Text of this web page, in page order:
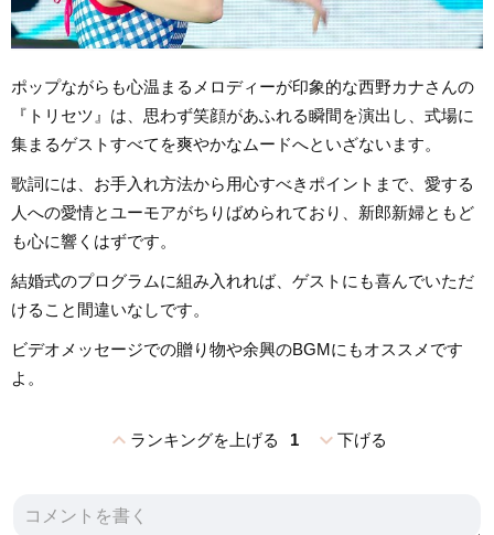
ポップながらも心温まるメロディーが印象的な西野カナさんの
『トリセツ』は、思わず笑顔があふれる瞬間を演出し、式場に
集まるゲストすべてを爽やかなムードへといざないます。
歌詞には、お手入れ方法から用心すべきポイントまで、愛する
人への愛情とユーモアがちりばめられており、新郎新婦ともど
も心に響くはずです。
結婚式のプログラムに組み入れれば、ゲストにも喜んでいただ
けること間違いなしです。
ビデオメッセージでの贈り物や余興のBGMにもオススメです
よ。
expand_lessランキングを上げる 1 expand_more下げる